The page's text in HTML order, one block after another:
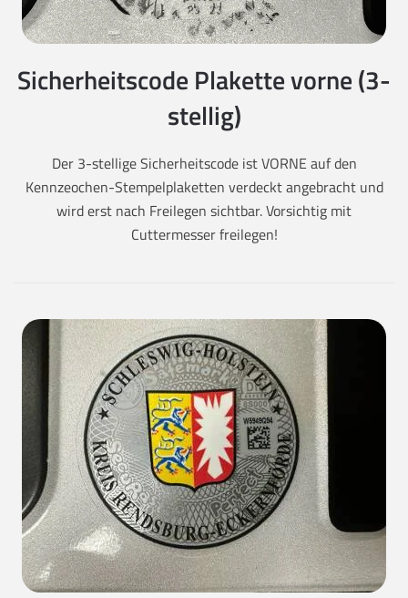
Sicherheitscode Plakette vorne (3-
stellig)
Der 3-stellige Sicherheitscode ist VORNE auf den
Kennzeochen-Stempelplaketten verdeckt angebracht und
wird erst nach Freilegen sichtbar. Vorsichtig mit
Cuttermesser freilegen!